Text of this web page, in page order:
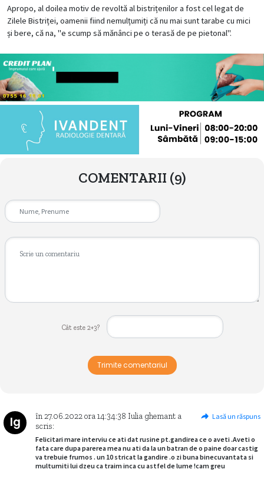
Apropo, al doilea motiv de revoltă al bistrițenilor a fost cel legat de
Zilele Bistriței, oamenii fiind nemulțumiți că nu mai sunt tarabe cu mici
și bere, că na, "e scump să mănânci pe o terasă de pe pietonal".
COMENTARII (9)
Cât este 2+3?
Trimite comentariul
Ig în27.06.2022ora14:34:38 Iulia ghemant a
scris:
Lasă un răspuns
Felicitari mare interviu ce ati dat rusine pt.gandirea ce o aveti .Aveti o
fata care dupa parerea mea nu ati da la un batran de o paine doar castig
va trebuie frumos . un 10 stricat la gandire .o zi buna binecuvantata si
multumiti lui dzeu ca traim inca cu astfel de lume !cam greu